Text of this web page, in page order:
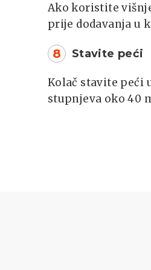
Ako koristite
prije dodavanja u
8 Stavite peći
Kolač stavite peći
stupnjeva oko 40